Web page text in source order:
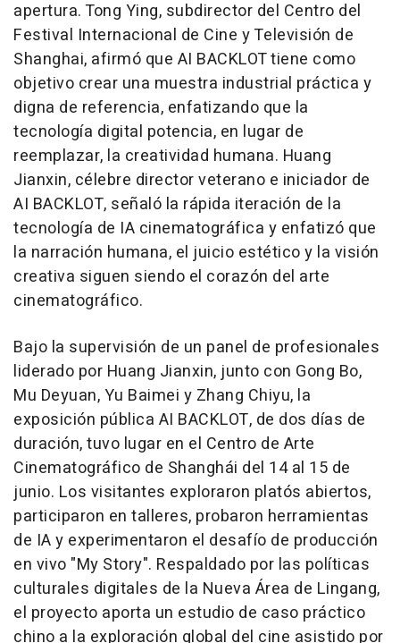
apertura. Tong Ying, subdirector del Centro del
Festival Internacional de Cine y Televisión de
Shanghai, afirmó que AI BACKLOT tiene como
objetivo crear una muestra industrial práctica y
digna de referencia, enfatizando que la
tecnología digital potencia, en lugar de
reemplazar, la creatividad humana. Huang
Jianxin, célebre director veterano e iniciador de
AI BACKLOT, señaló la rápida iteración de la
tecnología de IA cinematográfica y enfatizó que
la narración humana, el juicio estético y la visión
creativa siguen siendo el corazón del arte
cinematográfico.
Bajo la supervisión de un panel de profesionales
liderado por Huang Jianxin, junto con Gong Bo,
Mu Deyuan, Yu Baimei y Zhang Chiyu, la
exposición pública AI BACKLOT, de dos días de
duración, tuvo lugar en el Centro de Arte
Cinematográfico de Shanghái del 14 al 15 de
junio. Los visitantes exploraron platós abiertos,
participaron en talleres, probaron herramientas
de IA y experimentaron el desafío de producción
en vivo "My Story". Respaldado por las políticas
culturales digitales de la Nueva Área de Lingang,
el proyecto aporta un estudio de caso práctico
chino a la exploración global del cine asistido por